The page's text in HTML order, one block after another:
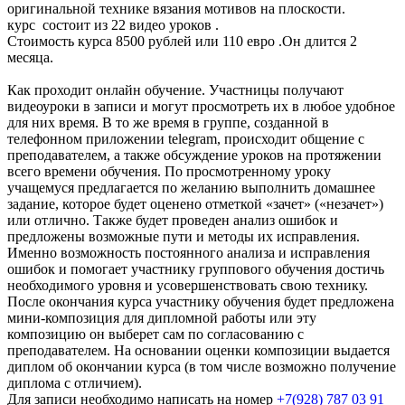
оригинальной технике вязания мотивов на плоскости.
курс состоит из 22 видео уроков .
Стоимость курса 8500 рублей или 110 евро .Он длится 2
месяца.
Как проходит онлайн обучение. Участницы получают
видеоуроки в записи и могут просмотреть их в любое удобное
для них время. В то же время в группе, созданной в
телефонном приложении telegram, происходит общение с
преподавателем, а также обсуждение уроков на протяжении
всего времени обучения. По просмотренному уроку
учащемуся предлагается по желанию выполнить домашнее
задание, которое будет оценено отметкой «зачет» («незачет»)
или отлично. Также будет проведен анализ ошибок и
предложены возможные пути и методы их исправления.
Именно возможность постоянного анализа и исправления
ошибок и помогает участнику группового обучения достичь
необходимого уровня и усовершенствовать свою технику.
После окончания курса участнику обучения будет предложена
мини-композиция для дипломной работы или эту
композицию он выберет сам по согласованию с
преподавателем. На основании оценки композиции выдается
диплом об окончании курса (в том числе возможно получение
диплома с отличием).
Для записи необходимо написать на номер +7(928) 787 03 91